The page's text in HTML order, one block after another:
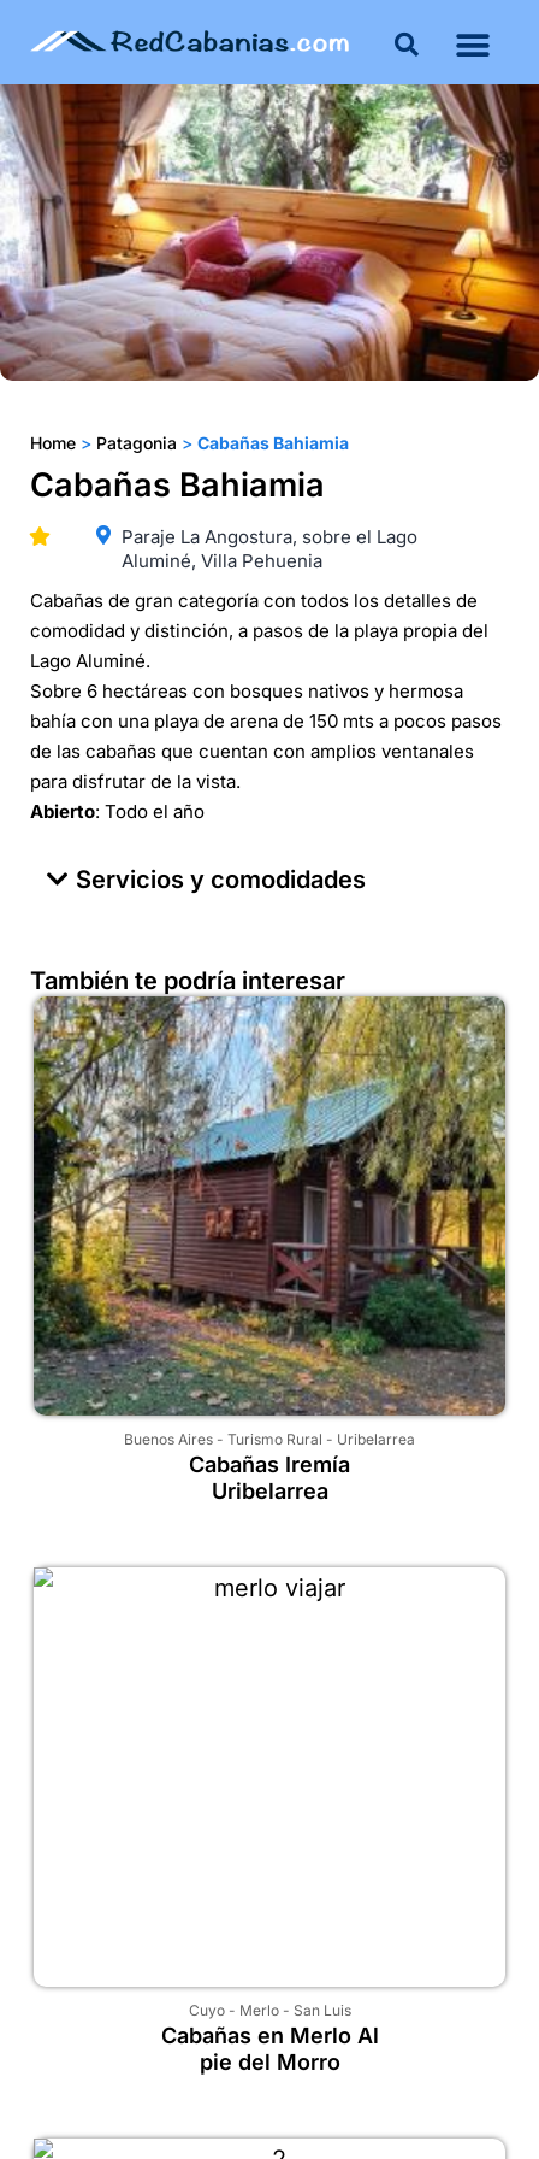
Home > Patagonia > Cabañas Bahiamia
Cabañas Bahiamia
Paraje La Angostura, sobre el Lago
Aluminé, Villa Pehuenia
Cabañas de gran categoría con todos los detalles de
comodidad y distinción, a pasos de la playa propia del
Lago Aluminé.
Sobre 6 hectáreas con bosques nativos y hermosa
bahía con una playa de arena de 150 mts a pocos pasos
de las cabañas que cuentan con amplios ventanales
para disfrutar de la vista.
Abierto: Todo el año
Servicios y comodidades
También te podría interesar
Buenos Aires - Turismo Rural - Uribelarrea
Cabañas Iremía
Uribelarrea
Cuyo- Merlo- San Luis
Cabañas en Merlo Al
pie del Morro